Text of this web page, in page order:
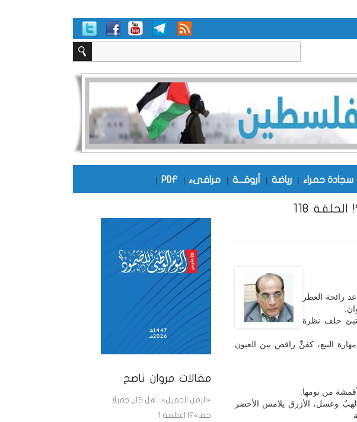
سجادة حمراء | رياضة | أروقـــة | مرافىء |
PDF
|
مقالات مروان ناصح
«الزمن الجميل».. هل كان جميلا
حقا»؟! الحلقة 1
118
رائحة العطر
خلف نظرة
البيع، كفنٍّ راقص بين العيون
من نومها.
لهبٌ وعسل، الأزرق يلامس الأخضر